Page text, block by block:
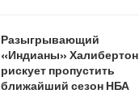
Разыгрывающий
«Индианы» Халибертон
рискует пропустить
ближайший сезон НБА